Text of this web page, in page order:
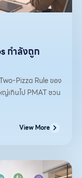
กำลังถูก
Pizza Rule ของ
ญ่เกินไป PMAT ชวน
View More